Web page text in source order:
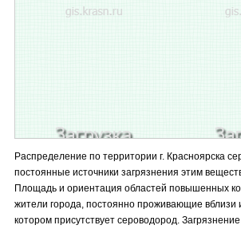
Распределение по территории г. Красноярска
постоянные источники загрязнения этим
Площадь и ориентация областей повышенных
жители города, постоянно проживающие вблизи
котором присутствует сероводород.